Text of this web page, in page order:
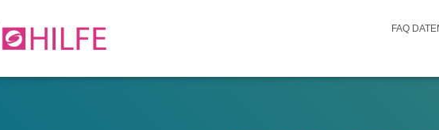
FAQ